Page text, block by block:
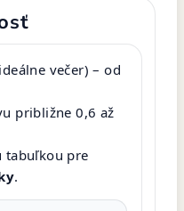
večer) – od
približne 0,6 až
tabuľkou pre
.